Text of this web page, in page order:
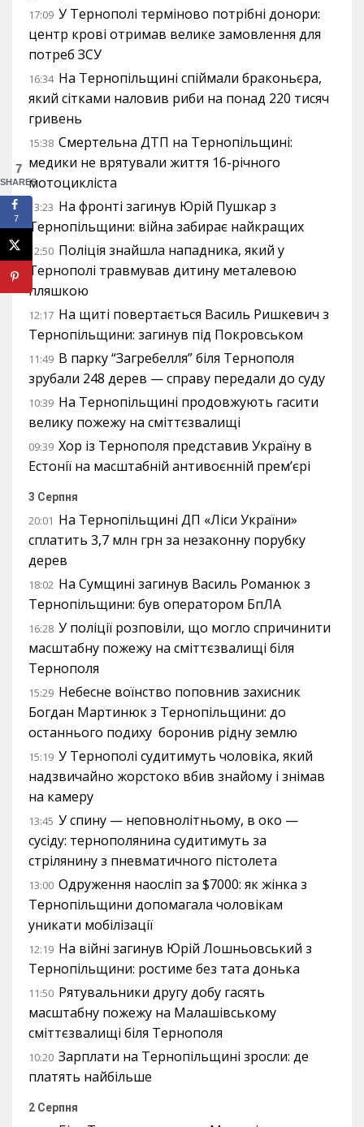
17:09 У Тернополі терміново потрібні донори:
центр крові отримав велике замовлення для
потреб ЗСУ
16:34 На Тернопільщині спіймали браконьєра,
який сітками наловив риби на понад 220 тисяч
гривень
15:38 Смертельна ДТП на Тернопільщині:
медики не врятували життя 16-річного
мотоцикліста
13:23 На фронті загинув Юрій Пушкар з
Тернопільщини: війна забирає найкращих
12:50 Поліція знайшла нападника, який у
Тернополі травмував дитину металевою
пляшкою
12:17 На щиті повертається Василь Ришкевич з
Тернопільщини: загинув під Покровськом
11:49 В парку “Загребелля” біля Тернополя
зрубали 248 дерев — справу передали до суду
10:39 На Тернопільщині продовжують гасити
велику пожежу на сміттєзвалищі
09:39 Хор із Тернополя представив Україну в
Естонії на масштабній антивоєнній прем’єрі
3 Серпня
20:01 На Тернопільщині ДП «Ліси України»
сплатить 3,7 млн грн за незаконну порубку
дерев
18:02 На Сумщині загинув Василь Романюк з
Тернопільщини: був оператором БпЛА
16:28 У поліції розповіли, що могло спричинити
масштабну пожежу на сміттєзвалищі біля
Тернополя
15:29 Небесне воїнство поповнив захисник
Богдан Мартинюк з Тернопільщини: до
останнього подиху боронив рідну землю
15:19 У Тернополі судитимуть чоловіка, який
надзвичайно жорстоко вбив знайому і знімав
на камеру
13:45 У спину — неповнолітньому, в око —
сусіду: тернополянина судитимуть за
стрілянину з пневматичного пістолета
13:00 Одруження наосліп за $7000: як жінка з
Тернопільщини допомагала чоловікам
уникати мобілізації
12:19 На війні загинув Юрій Лошньовський з
Тернопільщини: ростиме без тата донька
11:50 Рятувальники другу добу гасять
масштабну пожежу на Малашівському
сміттєзвалищі біля Тернополя
10:20 Зарплати на Тернопільщині зросли: де
платять найбільше
2 Серпня
7
SHARES
7